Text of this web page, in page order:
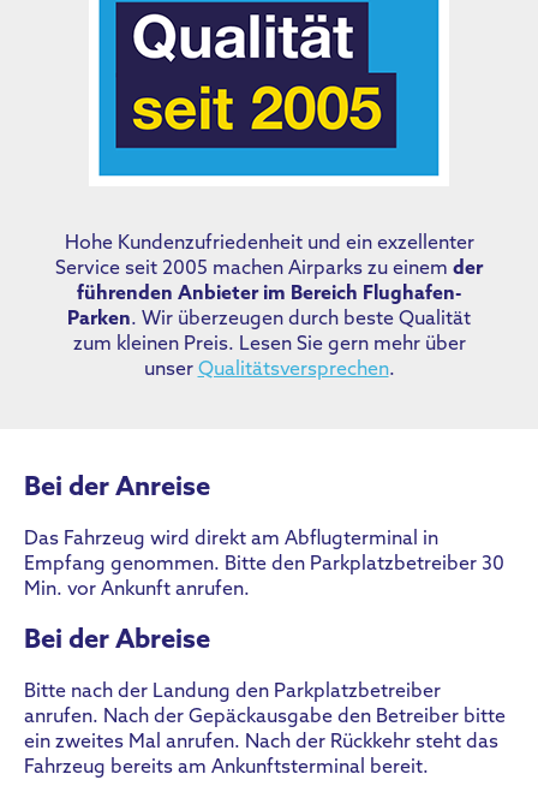
Hohe Kundenzufriedenheit und ein exzellenter
Service seit 2005 machen Airparks zu einem der
führenden Anbieter im Bereich Flughafen-
Parken. Wir überzeugen durch beste Qualität
zum kleinen Preis. Lesen Sie gern mehr über
unser Qualitätsversprechen.
Bei der Anreise
Das Fahrzeug wird direkt am Abflugterminal in
Empfang genommen. Bitte den Parkplatzbetreiber 30
Min. vor Ankunft anrufen.
Bei der Abreise
Bitte nach der Landung den Parkplatzbetreiber
anrufen. Nach der Gepäckausgabe den Betreiber bitte
ein zweites Mal anrufen. Nach der Rückkehr steht das
Fahrzeug bereits am Ankunftsterminal bereit.